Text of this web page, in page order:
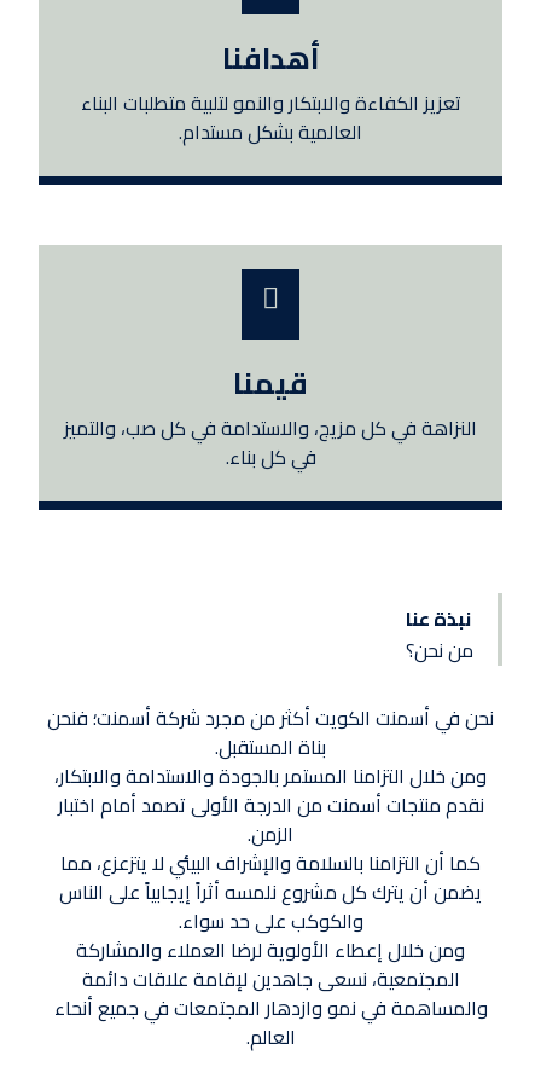
أهدافنا
تعزيز الكفاءة والابتكار والنمو لتلبية متطلبات البناء
العالمية بشكل مستدام.
قيمنا
النزاهة في كل مزيج، والاستدامة في كل صب، والتميز
في كل بناء.
نبذة عنا
من نحن؟
نحن في أسمنت الكويت أكثر من مجرد شركة أسمنت؛ فنحن
بناة المستقبل.
ومن خلال التزامنا المستمر بالجودة والاستدامة والابتكار،
نقدم منتجات أسمنت من الدرجة الأولى تصمد أمام اختبار
الزمن.
كما أن التزامنا بالسلامة والإشراف البيئي لا يتزعزع، مما
يضمن أن يترك كل مشروع نلمسه أثراً إيجابياً على الناس
والكوكب على حد سواء.
ومن خلال إعطاء الأولوية لرضا العملاء والمشاركة
المجتمعية، نسعى جاهدين لإقامة علاقات دائمة
والمساهمة في نمو وازدهار المجتمعات في جميع أنحاء
العالم.